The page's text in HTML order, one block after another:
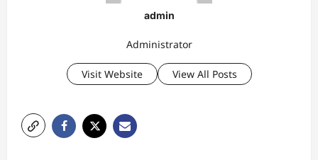
admin
Administrator
Visit Website View All Posts